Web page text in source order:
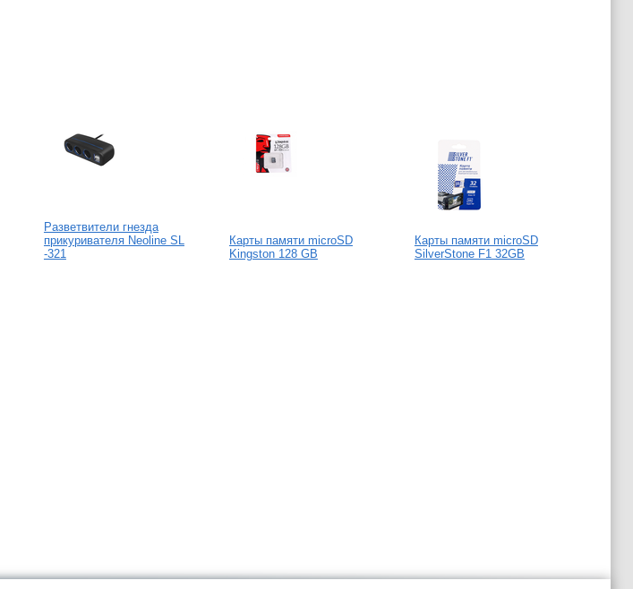
Разветвители гнезда
прикуривателя Neoline SL
-321
Карты памяти microSD
Kingston 128 GB
Карты памяти microSD
SilverStone F1 32GB